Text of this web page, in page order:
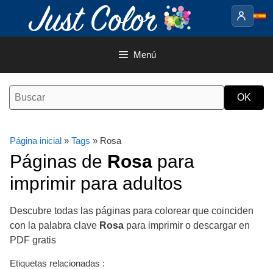
contenido
Menú
Página inicial » Tags » Rosa
Páginas de Rosa para
imprimir para adultos
Descubre todas las páginas para colorear que coinciden
con la palabra clave Rosa para imprimir o descargar en
PDF gratis
Etiquetas relacionadas :